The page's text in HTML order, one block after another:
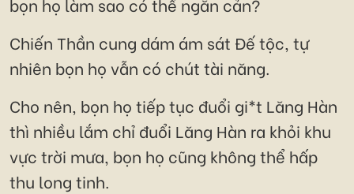
Chiến Thần cung dám ám sát Đế tộc, tự
nhiên bọn họ vẫn có chút tài năng.
Cho nên, bọn họ tiếp tục đuổi gi*t Lăng Hàn
thì nhiều lắm chỉ đuổi Lăng Hàn ra khỏi khu
vực trời mưa, bọn họ cũng không thể hấp
thu long tinh.